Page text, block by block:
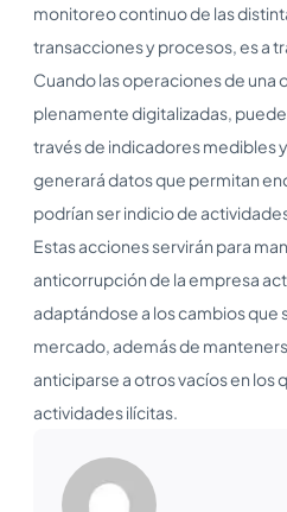
monitoreo continuo de las
transacciones y procesos, es a
Cuando las operaciones de una
plenamente digitalizadas,
través de indicadores medibles
generará datos que permitan
podrían ser indicio de
Estas acciones servirán para
anticorrupción de la empresa
adaptándose a los cambios que
mercado, además de
anticiparse a otros vacíos en los
actividades ilícitas.